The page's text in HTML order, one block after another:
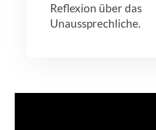
Reflexion über das
Unaussprechliche.